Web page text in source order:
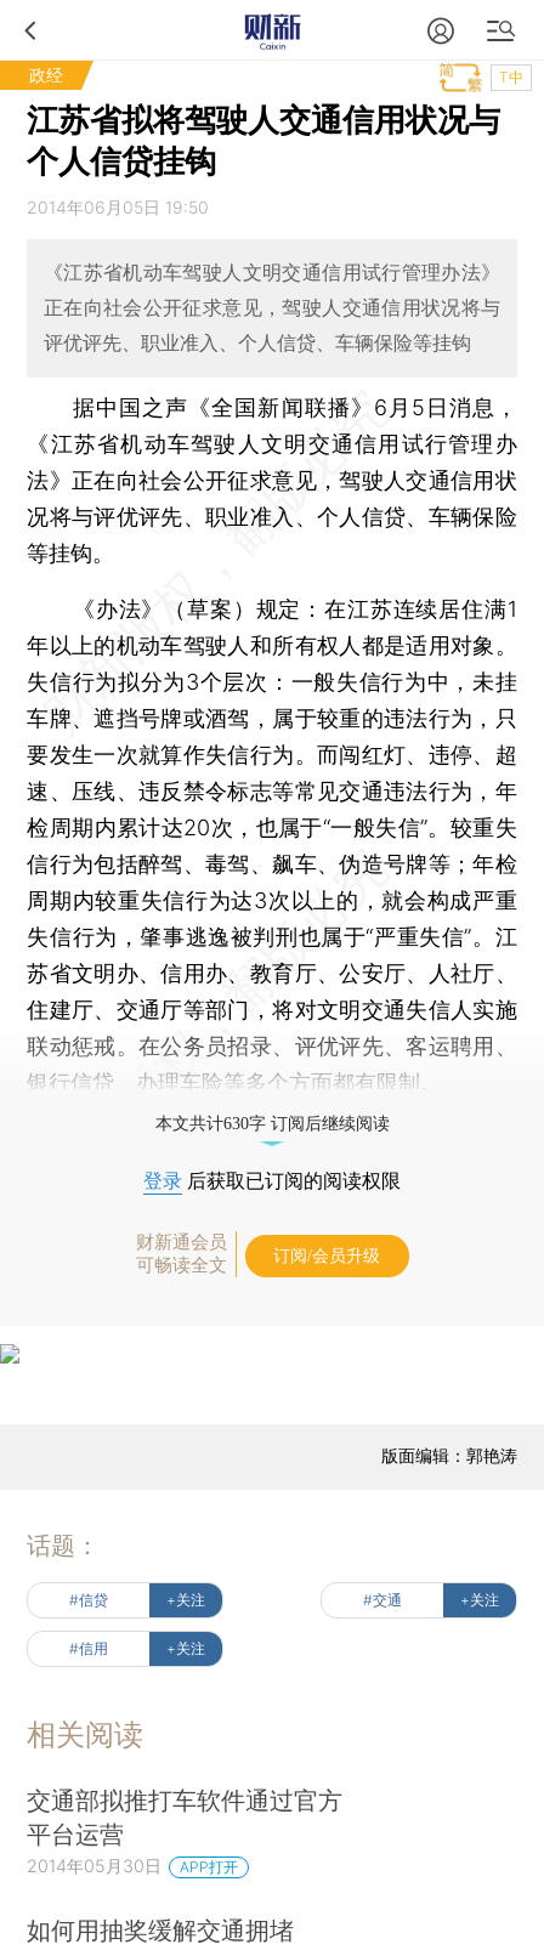
政经 T中
江苏省拟将驾驶人交通信用状况与
个人信贷挂钩
2014年06月05日 19:50
《江苏省机动车驾驶人文明交通信用试行管理办法》
正在向社会公开征求意见，驾驶人交通信用状况将与
评优评先、职业准入、个人信贷、车辆保险等挂钩
据中国之声《全国新闻联播》6月5日消息，
《江苏省机动车驾驶人文明交通信用试行管理办
法》正在向社会公开征求意见，驾驶人交通信用状
况将与评优评先、职业准入、个人信贷、车辆保险
等挂钩。
《办法》（草案）规定：在江苏连续居住满1
年以上的机动车驾驶人和所有权人都是适用对象。
失信行为拟分为3个层次：一般失信行为中，未挂
车牌、遮挡号牌或酒驾，属于较重的违法行为，只
要发生一次就算作失信行为。而闯红灯、违停、超
速、压线、违反禁令标志等常见交通违法行为，年
检周期内累计达20次，也属于“一般失信”。较重失
信行为包括醉驾、毒驾、飙车、伪造号牌等；年检
周期内较重失信行为达3次以上的，就会构成严重
失信行为，肇事逃逸被判刑也属于“严重失信”。江
苏省文明办、信用办、教育厅、公安厅、人社厅、
住建厅、交通厅等部门，将对文明交通失信人实施
联动惩戒。在公务员招录、评优评先、客运聘用、
银行信贷、办理车险等多个方面都有限制。
本文共计630字 订阅后继续阅读
登录 后获取已订阅的阅读权限
财新通会员
可畅读全文
订阅/会员升级
版面编辑：郭艳涛
话题：
#信贷 +关注 #交通 +关注
#信用 +关注
相关阅读
交通部拟推打车软件通过官方
平台运营
2014年05月30日 APP打开
如何用抽奖缓解交通拥堵